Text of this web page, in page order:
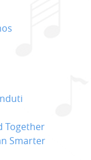
Together
Smarter